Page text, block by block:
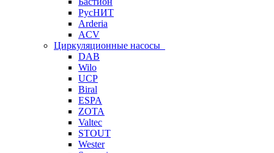
РусНИТ
Arderia
ACV
Циркуляционные насосы
DAB
Wilo
UCP
Biral
ESPA
ZOTA
Valtec
STOUT
Wester